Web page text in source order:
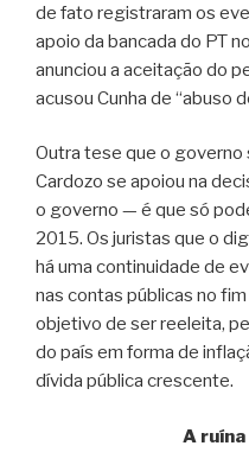
de fato registraram os
apoio da bancada do PT
anunciou a aceitação do
acusou Cunha de “abuso
Outra tese que o
Cardozo se apoiou na
o governo — é que só
2015. Os juristas que o
há uma continuidade de
nas contas públicas no
objetivo de ser reeleita,
do país em forma de
dívida pública crescente.
A